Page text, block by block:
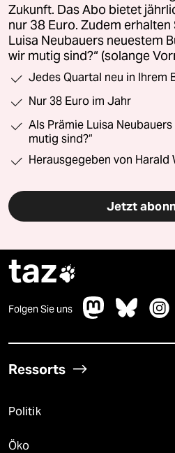
Zukunft. Das Abo bietet
nur 38 Euro. Zudem erhalten
Luisa Neubauers neuestem
wir mutig sind?“ (solange
Jedes Quartal neu in Ihrem
Nur 38 Euro im Jahr
Als Prämie Luisa Neubauers
mutig sind?“
Herausgegeben von Harald
Jetzt
taz
Folgen Sie uns
Ressorts
Politik
Öko